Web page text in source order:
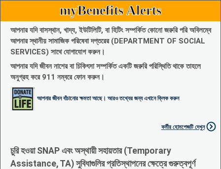
myBenefits Alerts
আপনার যদি বাসস্থান, খাদ্য, ইউটিলিটি, বা হিটিং সম্পর্কিত কোনো জরুরি পরি অবিলম্বে
আপনার স্থানীয় সামাজিক পরিষেবা দপ্তরের (DEPARTMENT OF SOCIAL
SERVICES) সাথে যোগাযোগ করুন।
আপনার যদি জীবন নাশের বা চিকিৎসা সম্পর্কিত একটি জরুরি পরিস্থিতি থাকে তাহলে
অনুগ্রহ করে 911 নম্বরে ফোন করুন।
আপনার জীবন বাঁচানোর ক্ষমতা আছে। আরও তথ্যের জন্য এখানে ক্লিক করুন
কর্মীর হোমপেজটি দেখুন
চুরি হওয়া SNAP এবং অস্থায়ী সহায়তার (Temporary
Assistance, TA) সুবিধাগুলির প্রতিস্থাপনের ক্ষেত্রে গুরুত্বপূর্ণ